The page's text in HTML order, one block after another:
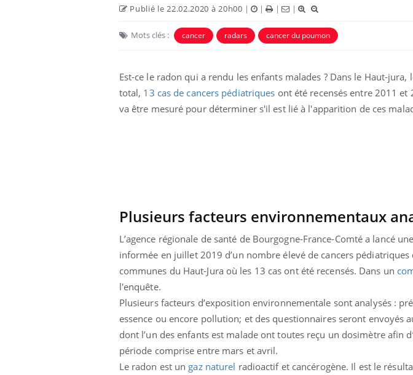
Publié le 22.02.2020 à 20h00 | | | |
Mots clés : cancer radars cancer du poumon
Est-ce le radon qui a rendu les enfants malades ? Dans le Haut-
total, 13 cas de cancers pédiatriques ont été recensés entre 2011 et
va être mesuré pour déterminer s'il est lié à l'apparition de ces
Plusieurs facteurs environnementaux
L’agence régionale de santé de Bourgogne-France-Comté a lancé
informée en juillet 2019 d’un nombre élevé de cancers
communes du Haut-Jura où les 13 cas ont été recensés. Dans un
l'enquête.
Plusieurs facteurs d’exposition environnementale sont analysés :
essence ou encore pollution; et des questionnaires seront envoyés
dont l’un des enfants est malade ont toutes reçu un dosimètre afin
période comprise entre mars et avril.
Le radon est un gaz naturel radioactif et cancérogène. Il est le
Il y a des sujets qui sont faciles à
d'autres non ! D'un côté, poser des
sur la maladie d'un proche c'est